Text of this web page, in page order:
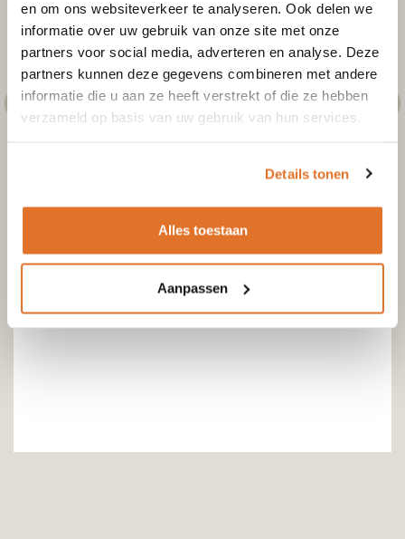
en om ons websiteverkeer te analyseren. Ook delen we
informatie over uw gebruik van onze site met onze
partners voor social media, adverteren en analyse. Deze
partners kunnen deze gegevens combineren met andere
informatie die u aan ze heeft verstrekt of die ze hebben
verzameld op basis van uw gebruik van hun services.
Details tonen
Alles toestaan
Aanpassen